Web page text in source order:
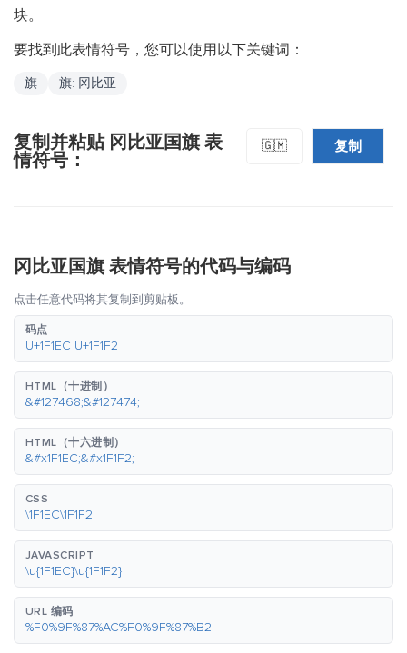
块。
要找到此表情符号，您可以使用以下关键词：
旗 旗: 冈比亚
复制并粘贴 冈比亚国旗 表
情符号：
🇬🇲 复制
冈比亚国旗 表情符号的代码与编码
点击任意代码将其复制到剪贴板。
码点
U+1F1EC U+1F1F2
HTML（十进制）
&#127468;&#127474;
HTML（十六进制）
&#x1F1EC;&#x1F1F2;
CSS
\1F1EC\1F1F2
JAVASCRIPT
\u{1F1EC}\u{1F1F2}
URL 编码
%F0%9F%87%AC%F0%9F%87%B2